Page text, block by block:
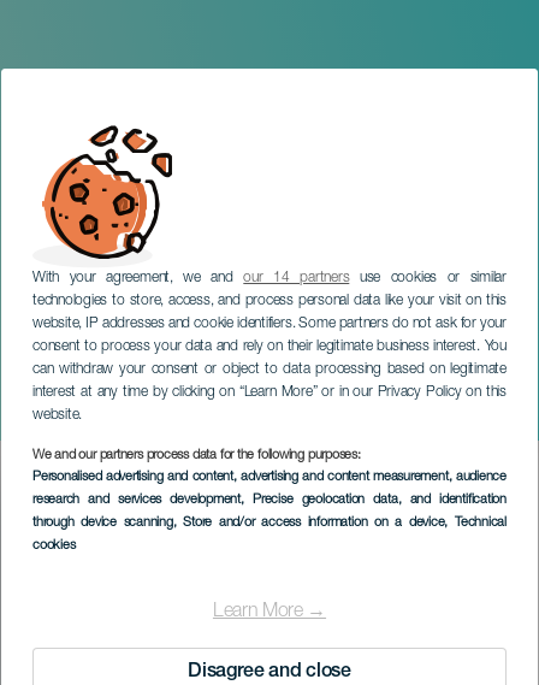
With your agreement, we andour 14 partnersuse cookies or similar
technologies to store, access, and process personal data like your visit on this
website, IP addresses and cookie identifiers. Some partners do not ask for your
consent to process your data and rely on their legitimate business interest. You
can withdraw your consent or object to data processing based on legitimate
interest at any time by clicking on “Learn More” or in our Privacy Policy on this
website.
We and our partners process data for the following purposes:
Personalised advertising and content, advertising and content measurement, audience
research and services development, Precise geolocation data, and identification
through device scanning, Store and/or access information on a device, Technical
cookies
Learn More →
Disagree and close
Macaronesia 1975-2025
GRAN CANARIA
Imagen
Listado